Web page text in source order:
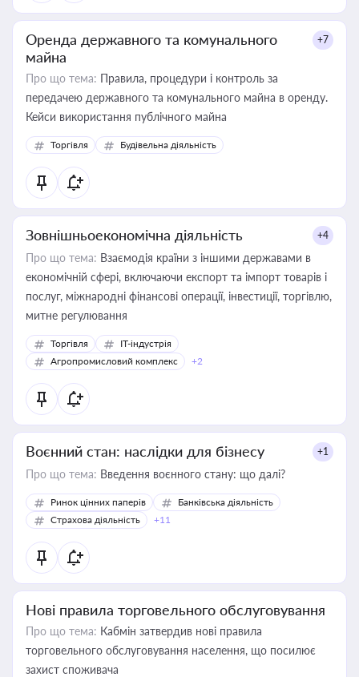
Оренда державного та комунального
майна
+7
Про що тема: Правила, процедури і контроль за
передачею державного та комунального майна в оренду.
Кейси використання публічного майна
Торгівля Будівельна діяльність
Зовнішньоекономічна діяльність +4
Про що тема: Взаємодія країни з іншими державами в
економічній сфері, включаючи експорт та імпорт товарів і
послуг, міжнародні фінансові операції, інвестиції, торгівлю,
митне регулювання
Торгівля
IT-індустрія
Агропромисловий комплекс
+2
Воєнний стан: наслідки для бізнесу +1
Про що тема: Введення воєнного стану: що далі?
Ринок цінних паперів
Банківська діяльність
Страхова діяльність
+11
Нові правила торговельного обслуговування
Про що тема: Кабмін затвердив нові правила
торговельного обслуговування населення, що посилює
захист споживача